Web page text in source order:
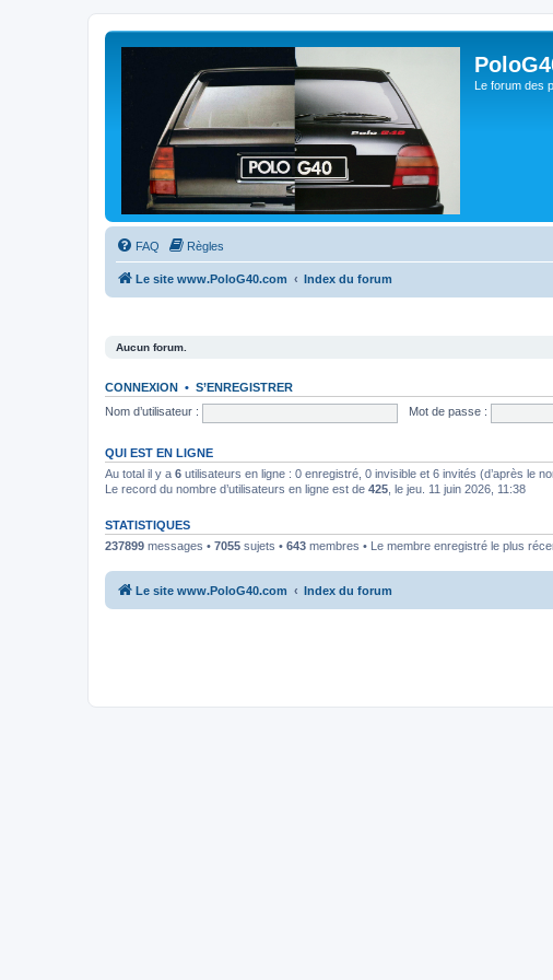
Le forum des
FAQ Règles
Le site www.PoloG40.com Index du forum
Aucun forum.
CONNEXION • S’ENREGISTRER
Nom d’utilisateur :
Mot de passe :
QUI EST EN LIGNE
Au total il y a 6 utilisateurs en ligne : 0 enregistré, 0 invisible et 6 invités (d’après le
Le record du nombre d’utilisateurs en ligne est de 425 , le jeu. 11 juin 2026, 11:38
STATISTIQUES
237899 messages • 7055 sujets • 643 membres • Le membre enregistré le plus
Le site www.PoloG40.com Index du forum